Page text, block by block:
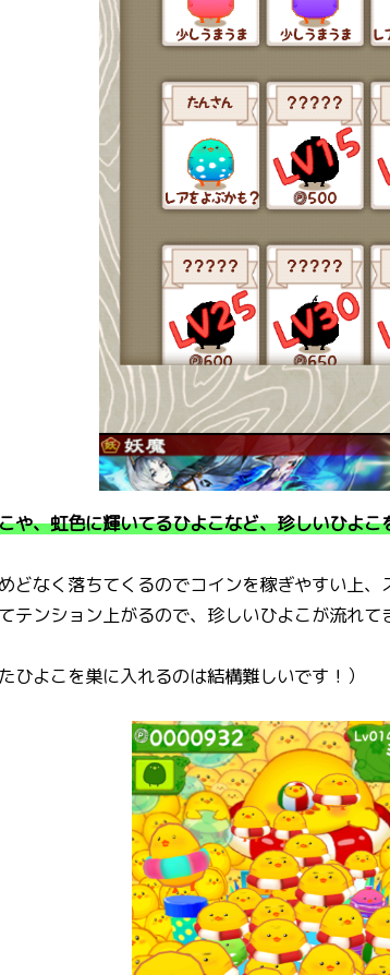
や、虹色に輝いてるひよこなど、珍しいひよ
どなく落ちてくるのでコインを稼ぎやすい上
テンション上がるので、珍しいひよこが流れ
ひよこを巣に入れるのは結構難しいです！）